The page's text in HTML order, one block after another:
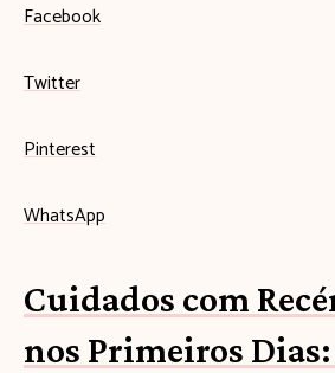
Facebook
Twitter
Pinterest
WhatsApp
Cuidados com
nos Primeiros